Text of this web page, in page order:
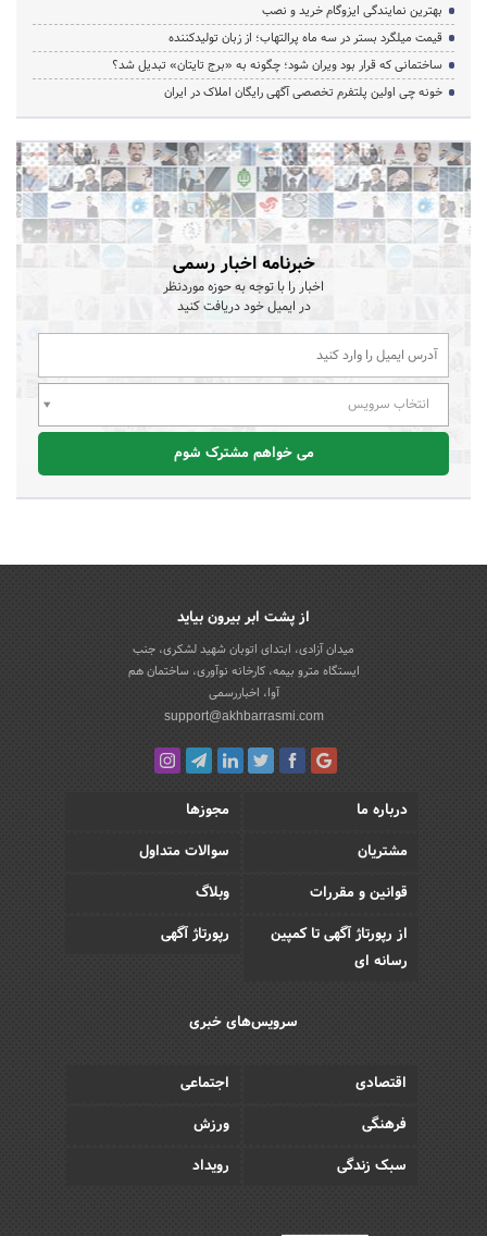
بهترین نمایندگی ایزوگام خرید و نصب
قیمت میلگرد بستر در سه ماه پرالتهاب؛ از زبان تولیدکننده
ساختمانی که قرار بود ویران شود؛ چگونه به «برج تایتان» تبدیل شد؟
خونه چی اولین پلتفرم تخصصی آگهی رایگان املاک در ایران
خبرنامه اخبار رسمی
اخبار را با توجه به حوزه موردنظر
در ایمیل خود دریافت کنید
انتخاب سرویس
می خواهم مشترک شوم
از پشت ابر بیرون بیاید
میدان آزادی، ابتدای اتوبان شهید لشکری، جنب
ایستگاه مترو بیمه، کارخانه نوآوری، ساختمان هم
آوا، اخباررسمی
support@akhbarrasmi.com
درباره ما
مجوزها
مشتریان
سوالات متداول
قوانین و مقررات
وبلاگ
از رپورتاژ آگهی تا کمپین
رسانه ای
رپورتاژ آگهی
سرویس‌های خبری
اقتصادی
اجتماعی
فرهنگی
ورزش
سبک زندگی
رویداد